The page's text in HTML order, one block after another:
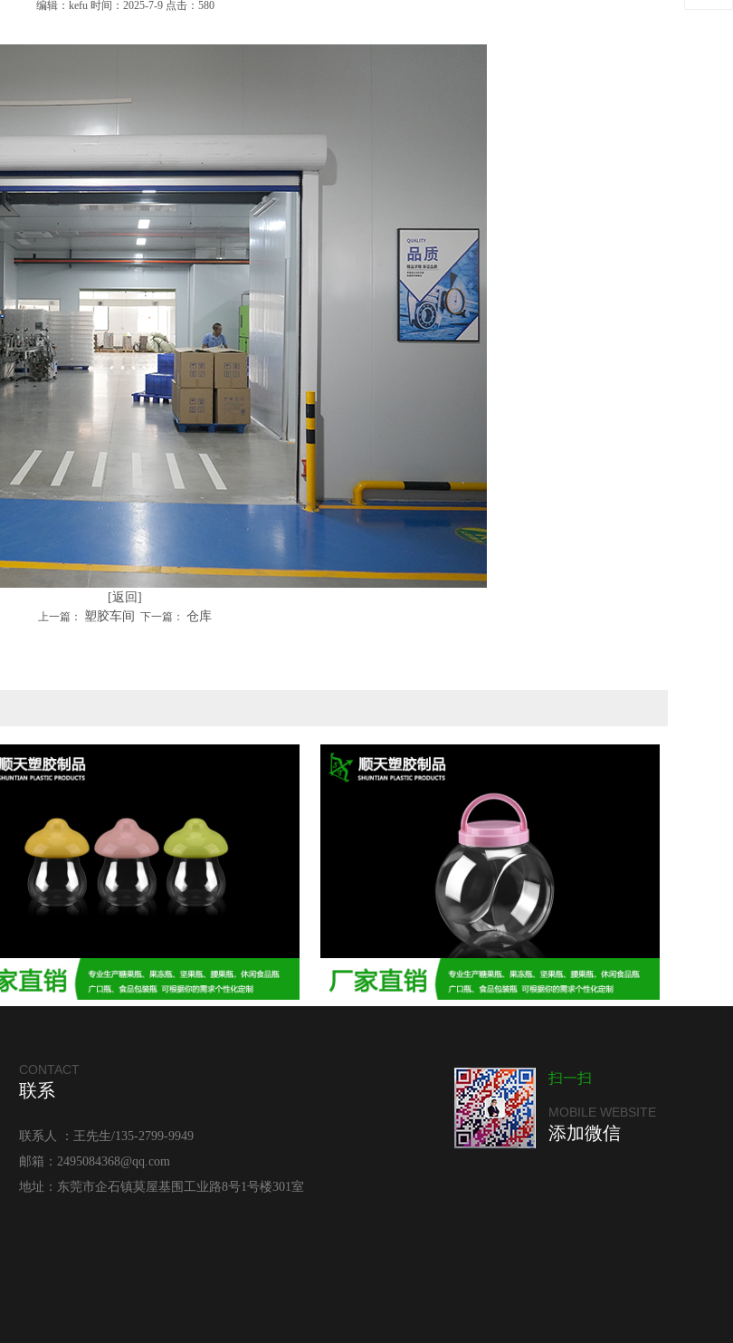
编辑：kefu 时间：2025-7-9 点击：580
[返回]
上一篇： 塑胶车间 下一篇： 仓库
CONTACT
联系
联系人 ：王先生/135-2799-9949
邮箱：2495084368@qq.com
地址：东莞市企石镇莫屋基围工业路8号1号楼301室
扫一扫
MOBILE WEBSITE
添加微信